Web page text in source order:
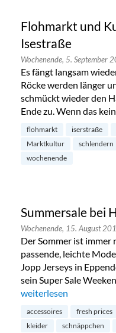
Flohmarkt und
Isestraße
Wochenende, 5. September
Es fängt langsam
Röcke werden länger
schmückt wieder den
Ende zu. Wenn das
flohmarkt iserstraße
Marktkultur
schlendern
wochenende
Summersale bei
Wochenende, 15. August
Der Sommer ist immer
passende, leichte
Jopp Jerseys in
sein Super Sale
„Summersale bei Harm
weiterlesen
accessoires fresh prices
kleider
schnäppchen